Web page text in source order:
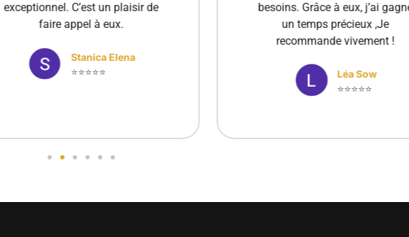
exceptionnel. C’est un plaisir de
faire appel à eux.
Stanica Elena
⭐⭐⭐⭐⭐
besoins. Grâce à eux, j’ai
un temps précieux ,Je
recommande vivement !
Léa Sow
⭐⭐⭐⭐⭐